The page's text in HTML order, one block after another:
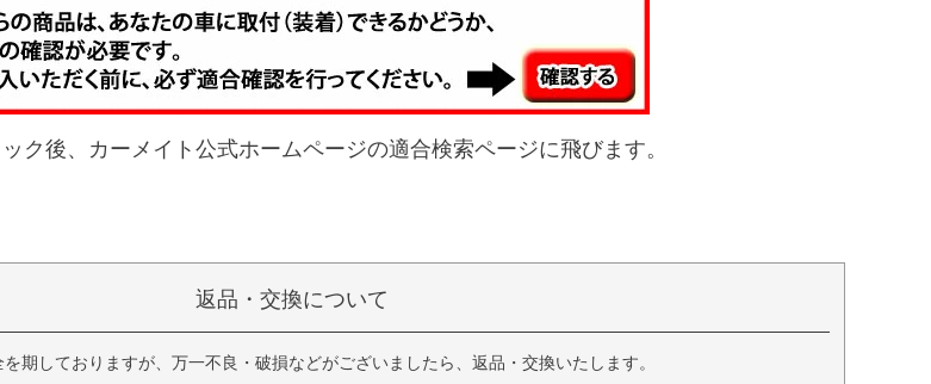
ック後、カーメイト公式ホームページの適合検索ページに飛びます。
返品・交換について
期しておりますが、万一不良・破損などがございましたら、返品・交換いたします。